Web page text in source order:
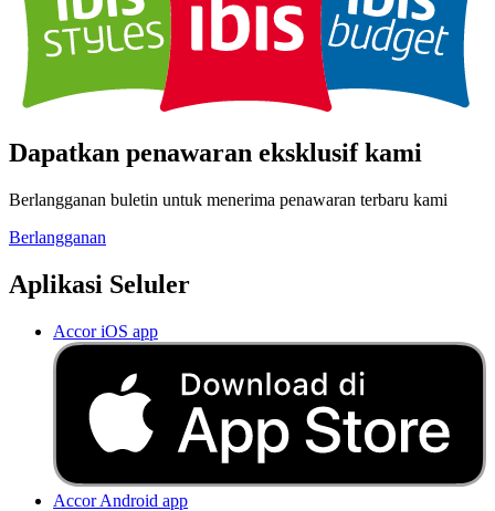
Dapatkan penawaran eksklusif kami
Berlangganan buletin untuk menerima penawaran terbaru kami
Berlangganan
Aplikasi Seluler
Accor iOS app
Accor Android app